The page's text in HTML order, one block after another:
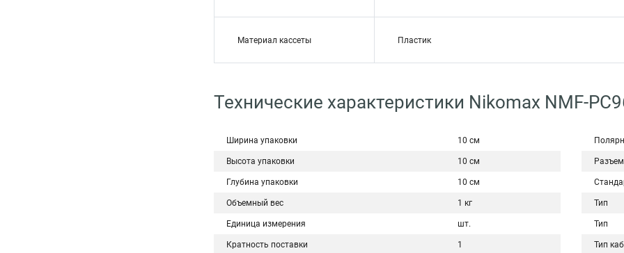
Материал кассеты Пластик
Технические характеристики Nikomax NMF-
Ширина упаковки 10 см
Высота упаковки 10 см
Глубина упаковки 10 см
Объемный вес 1 кг
Единица измерения шт.
Кратность поставки 1
Тип
Тип
Тип